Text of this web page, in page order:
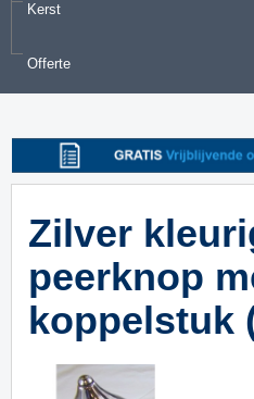
Kerst
Offerte
Zilver
peerknop
koppelstuk